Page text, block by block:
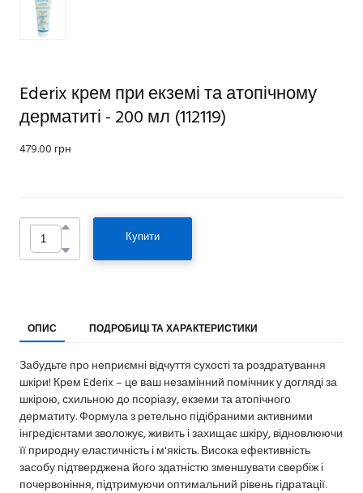
Ederix крем при екземі та атопічному
дерматиті - 200 мл (112119)
479.00 грн
Купити
ОПИС ПОДРОБИЦІ ТА ХАРАКТЕРИСТИКИ
Забудьте про неприємні відчуття сухості та роздратування
шкіри! Крем Ederix – це ваш незамінний помічник у догляді за
шкірою, схильною до псоріазу, екземи та атопічного
дерматиту. Формула з ретельно підібраними активними
інгредієнтами зволожує, живить і захищає шкіру, відновлюючи
її природну еластичність і м'якість. Висока ефективність
засобу підтверджена його здатністю зменшувати свербіж і
почервоніння, підтримуючи оптимальний рівень гідратації.